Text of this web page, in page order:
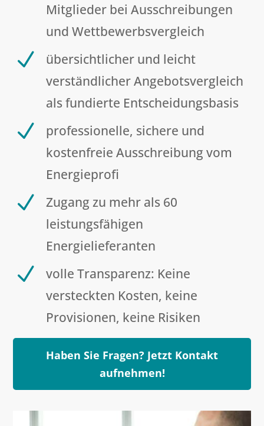
Mitglieder bei Ausschreibungen
und Wettbewerbsvergleich
N
übersichtlicher und leicht
verständlicher Angebotsvergleich
als fundierte Entscheidungsbasis
N
professionelle, sichere und
kostenfreie Ausschreibung vom
Energieprofi
N
Zugang zu mehr als 60
leistungsfähigen
Energielieferanten
N
volle Transparenz: Keine
versteckten Kosten, keine
Provisionen, keine Risiken
Haben Sie Fragen? Jetzt Kontakt
aufnehmen!